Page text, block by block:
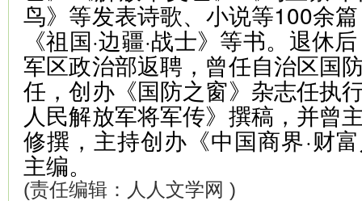
鸟》等发表诗歌、小说等100余
《祖国·边疆·战士》等书。退休
军区政治部返聘，曾任自治区国
任，创办《国防之窗》杂志任执
人民解放军将军传》撰稿，并曾
修撰，主持创办《中国商界·财
主编。
(责任编辑：人人文学网 )